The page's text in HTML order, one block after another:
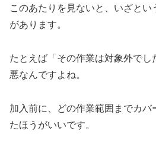
このあたりを見ないと、いざとい
があります。
たとえば「その作業は対象外でし
悪なんですよね。
加入前に、どの作業範囲までカバ
たほうがいいです。